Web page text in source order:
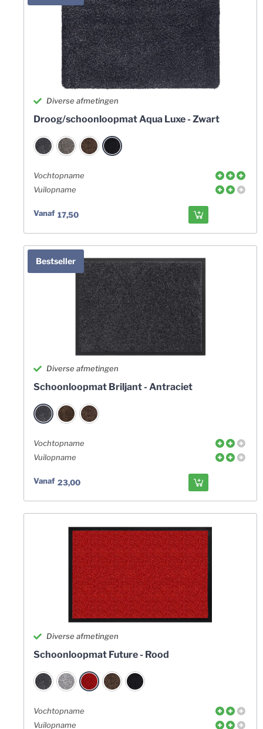
Diverse afmetingen
Droog/schoonloopmat Aqua Luxe - Zwart
Vochtopname
Vuilopname
Vanaf 17,50
Bestseller
Diverse afmetingen
Schoonloopmat Briljant - Antraciet
Vochtopname
Vuilopname
Vanaf 23,00
Diverse afmetingen
Schoonloopmat Future - Rood
Vochtopname
Vuilopname